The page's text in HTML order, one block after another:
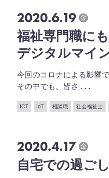
2020.6.19 金
福祉専門職に
デジタルマイン
今回のコロナによる影響
その中でも、皆さ . . .
ICT IoT 相談職 社会福祉士
2020.4.17 金
自宅での過ご